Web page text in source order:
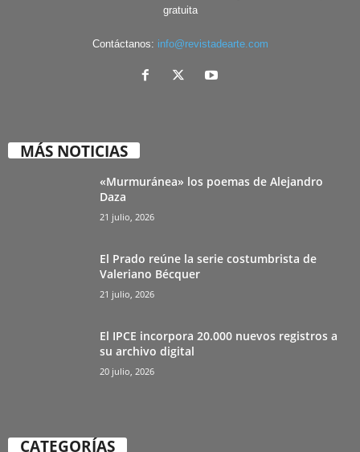
gratuita
Contáctanos: info@revistadearte.com
MÁS NOTICIAS
«Murmuránea» los poemas de Alejandro
Daza
21 julio, 2026
El Prado reúne la serie costumbrista de
Valeriano Bécquer
21 julio, 2026
El IPCE incorpora 20.000 nuevos registros a
su archivo digital
20 julio, 2026
CATEGORÍAS